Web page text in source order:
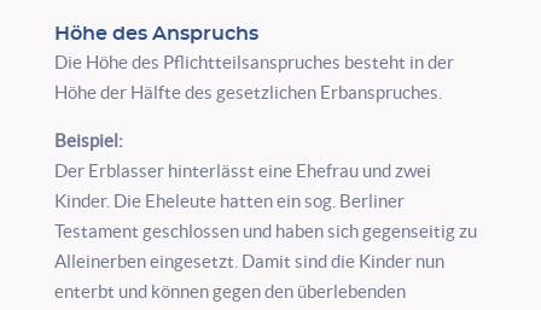
Höhe des Anspruchs
Die Höhe des Pflichtteilsanspruches besteht in der
Höhe der Hälfte des gesetzlichen Erbanspruches.
Beispiel:
Der Erblasser hinterlässt eine Ehefrau und zwei
Kinder. Die Eheleute hatten ein sog. Berliner
Testament geschlossen und haben sich gegenseitig zu
Alleinerben eingesetzt. Damit sind die Kinder nun
enterbt und können gegen den überlebenden